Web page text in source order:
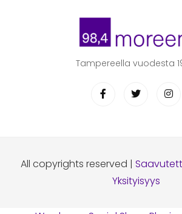
Tampereella vuodesta
All copyrights reserved |
Yksityisyys